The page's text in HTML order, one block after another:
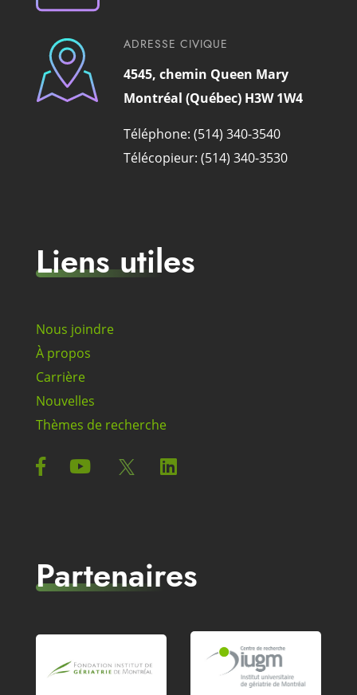
ADRESSE CIVIQUE
4545, chemin Queen Mary
Montréal (Québec) H3W 1W4
Téléphone: (514) 340-3540
Télécopieur: (514) 340-3530
Liens utiles
Nous joindre
À propos
Carrière
Nouvelles
Thèmes de recherche
Partenaires